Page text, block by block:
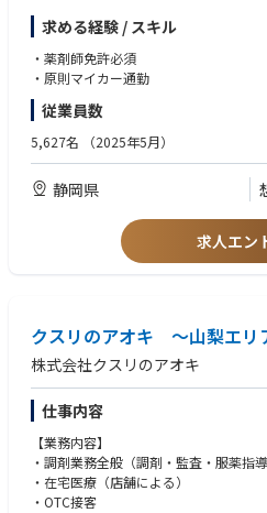
【特徴】
・調剤とドラッグストア（物販エリア
剤業務に集中してお仕事が可能です。
・ロードサイドに多く展開しており、
・調剤手順や調剤機器は店舗ごとで共
能です。
求める経験 / スキル
・薬剤師免許必須
・原則マイカー通勤
従業員数
5,627名 （2025年5月）
静岡県
求人エン
クスリのアオキ ～山梨エリ
株式会社クスリのアオキ
仕事内容
【業務内容】
・調剤業務全般（調剤・監査・服薬指導
・在宅医療（店舗による）
・OTC接客